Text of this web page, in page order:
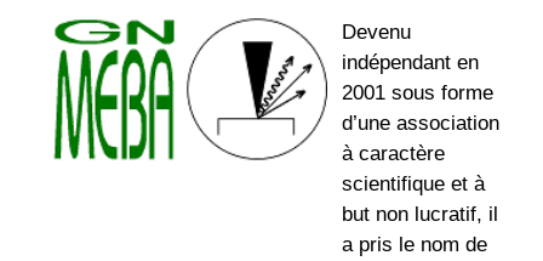
Devenu
indépendant en
2001 sous forme
d’une association
à caractère
scientifique et à
but non lucratif, il
a pris le nom de